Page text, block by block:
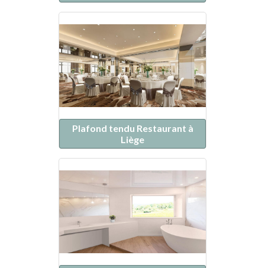
Plafond tendu Restaurant à
Liège